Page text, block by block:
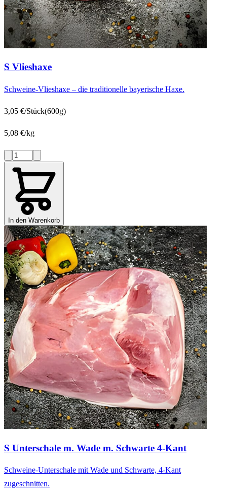
S Vlieshaxe
Schweine-Vlieshaxe – die traditionelle bayerische Haxe.
3,05 €/Stück(600g)
5,08 €/kg
In den Warenkorb
S Unterschale m. Wade m. Schwarte 4-Kant
Schweine-Unterschale mit Wade und Schwarte, 4-Kant
zugeschnitten.